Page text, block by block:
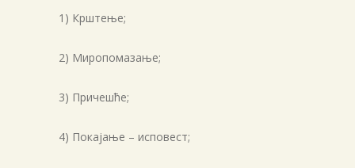
1) Крштење;
2) Миропомазање;
3) Причешће;
4) Покајање – исповест;